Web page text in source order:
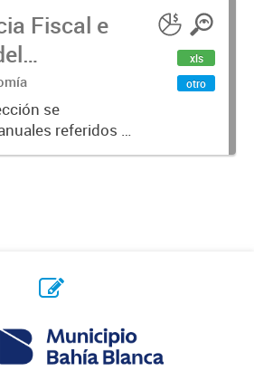
Fiscal e
2023
se
referidos a
e impositiva
xls
otro